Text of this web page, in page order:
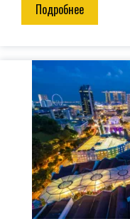
Подробнее